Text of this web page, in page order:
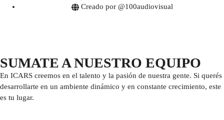
Creado por @100audiovisual
SUMATE A NUESTRO EQUIPO
En ICARS creemos en el talento y la pasión de nuestra gente. Si querés
desarrollarte en un ambiente dinámico y en constante crecimiento, este
es tu lugar.